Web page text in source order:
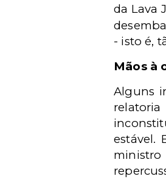
da Lava
- isto é,
Mãos à
Alguns
estável.
ministro